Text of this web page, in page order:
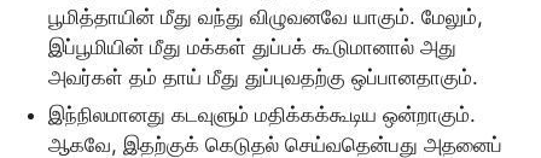
பூமித்தாயின் மீது வந்து விழுவனவே யாகும். மேலும்,
இப்பூமியின் மீது மக்கள் துப்பக் கூடுமானால் அது
அவர்கள் தம் தாய் மீது துப்புவதற்கு ஒப்பானதாகும்.
இந்நிலமானது கடவுளும் மதிக்கக்கூடிய ஒன்றாகும்.
ஆகவே, இதற்குக் கெடுதல் செய்வதென்பது அதனைப்